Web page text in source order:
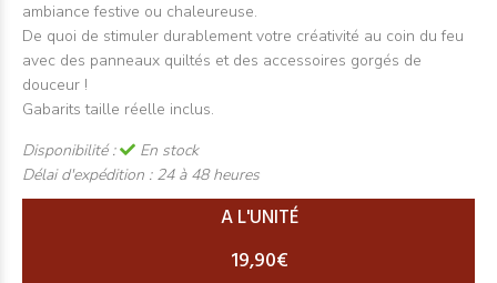
ambiance festive ou chaleureuse.
De quoi de stimuler durablement votre créativité au coin du feu
avec des panneaux quiltés et des accessoires gorgés de
douceur !
Gabarits taille réelle inclus.
Disponibilité :
En stock
Délai d'expédition : 24 à 48 heures
A L'UNITÉ
19,90€